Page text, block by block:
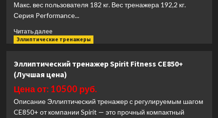
Макс. вес пользователя 182 кг. Вес тренажера 192,2 кг.
Серия Performance...
Читать далееПрочитать
больше
тренажер
Matrix
Fitness
Performance
LED
Ascent
Эллиптические тренажеры
Эллиптический тренажер Spirit Fitness CE850+
(Лучшая цена)
Цена от: 10500 руб.
Описание Эллиптический тренажер с регулируемым шагом
CE850+ от компании Spirit — это прочный компактный